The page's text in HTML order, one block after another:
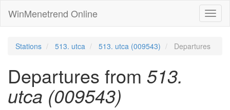
WinMenetrend Online
Stations 513. utca 513. utca (009543) Departures
Departures from 513.
utca (009543)